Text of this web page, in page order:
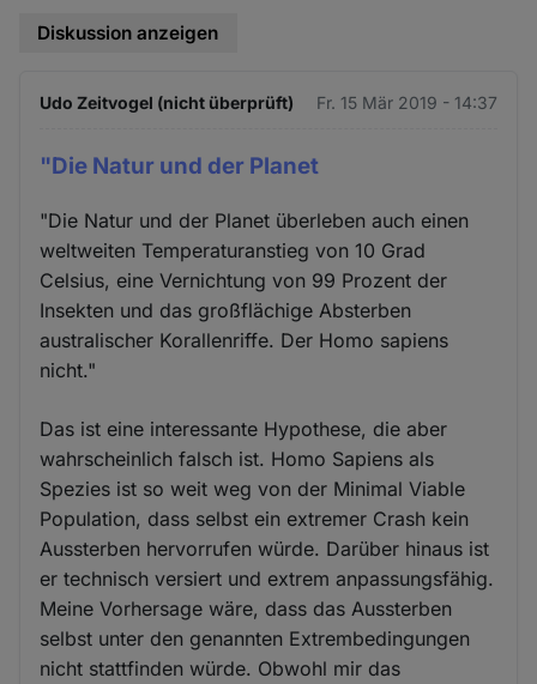
Diskussion anzeigen
Udo Zeitvogel (nicht überprüft) Fr. 15 Mär 2019 - 14:37
"Die Natur und der Planet
"Die Natur und der Planet überleben auch einen
weltweiten Temperaturanstieg von 10 Grad
Celsius, eine Vernichtung von 99 Prozent der
Insekten und das großflächige Absterben
australischer Korallenriffe. Der Homo sapiens
nicht."
Das ist eine interessante Hypothese, die aber
wahrscheinlich falsch ist. Homo Sapiens als
Spezies ist so weit weg von der Minimal Viable
Population, dass selbst ein extremer Crash kein
Aussterben hervorrufen würde. Darüber hinaus ist
er technisch versiert und extrem anpassungsfähig.
Meine Vorhersage wäre, dass das Aussterben
selbst unter den genannten Extrembedingungen
nicht stattfinden würde. Obwohl mir das